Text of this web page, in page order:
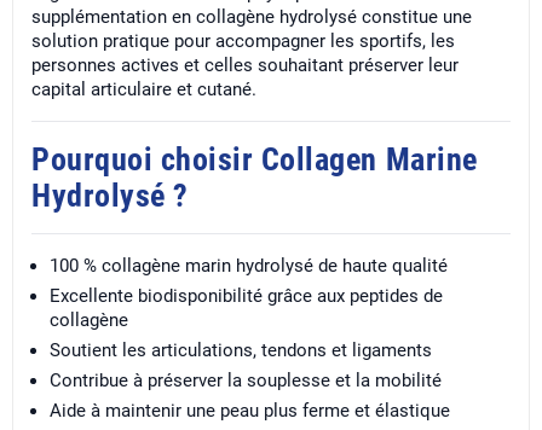
supplémentation en collagène hydrolysé constitue une
solution pratique pour accompagner les sportifs, les
personnes actives et celles souhaitant préserver leur
capital articulaire et cutané.
Pourquoi choisir Collagen Marine
Hydrolysé ?
100 % collagène marin hydrolysé de haute qualité
Excellente biodisponibilité grâce aux peptides de
collagène
Soutient les articulations, tendons et ligaments
Contribue à préserver la souplesse et la mobilité
Aide à maintenir une peau plus ferme et élastique